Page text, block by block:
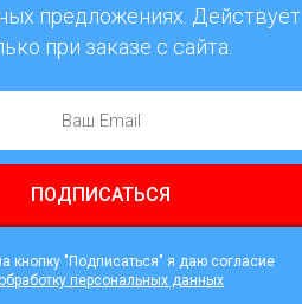
предложениях. Действует
при заказе с сайта.
ПОДПИСАТЬСЯ
кнопку "Подписаться" я даю согласие
обработку персональных данных